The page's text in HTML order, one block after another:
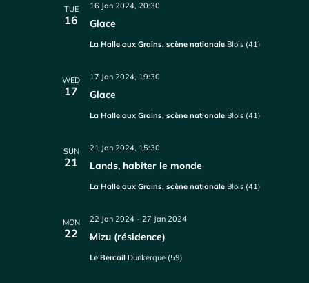
TUE
16 Glace
16 Jan 2024, 20:30
La Halle aux Grains, scène nationale Blois (41)
WED
17 Glace
17 Jan 2024, 19:30
La Halle aux Grains, scène nationale Blois (41)
SUN
21 Lands, habiter le monde
21 Jan 2024, 15:30
La Halle aux Grains, scène nationale Blois (41)
MON
22 Mizu (résidence)
22 Jan 2024 -27 Jan 2024
Le Bercail Dunkerque (59)